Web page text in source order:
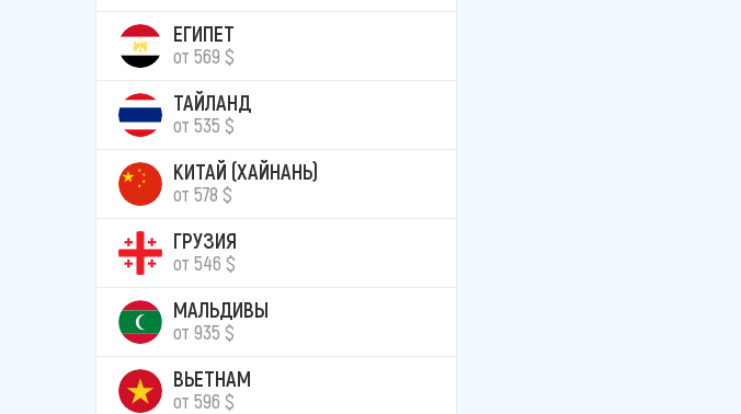
ЕГИПЕТ
от 569 $
ТАЙЛАНД
от 535 $
КИТАЙ (ХАЙНАНЬ)
от 578 $
ГРУЗИЯ
от 546 $
МАЛЬДИВЫ
от 935 $
ВЬЕТНАМ
от 596 $